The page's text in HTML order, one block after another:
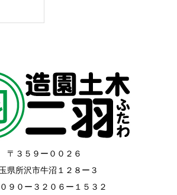
〒３５９ー００２６
県所沢市牛沼１２８ー３
９０ー３２０６ー１５３２